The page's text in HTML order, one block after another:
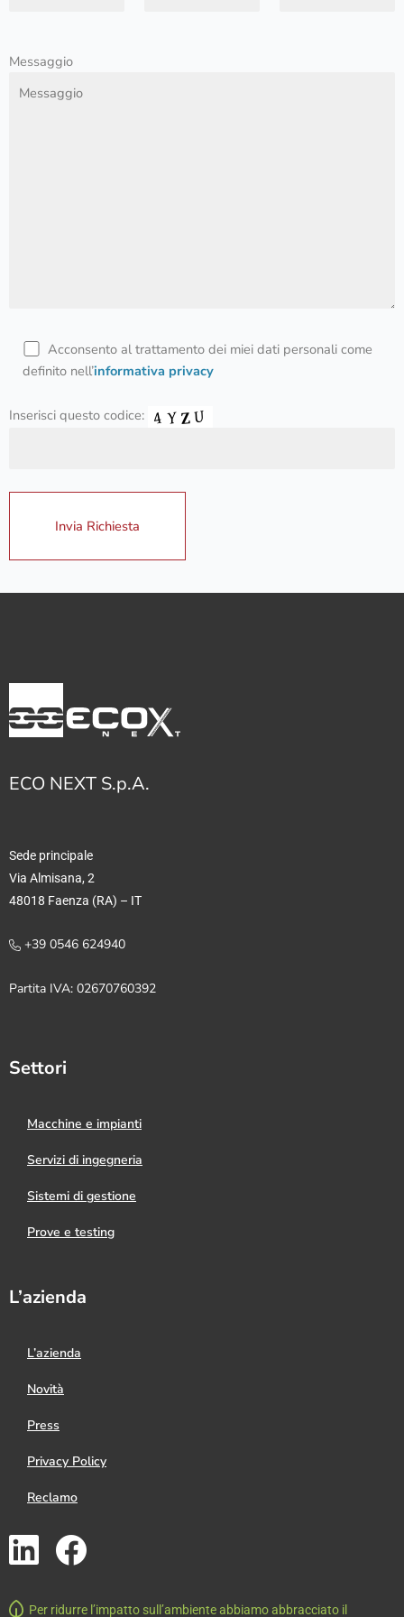
Messaggio
Acconsento al trattamento dei miei dati personali come
definito nell’informativa privacy
Inserisci questo codice:
ECO NEXT S.p.A.
Sede principale
Via Almisana, 2
48018 Faenza (RA) – IT
+39 0546 624940
Partita IVA: 02670760392
Settori
Macchine e impianti
Servizi di ingegneria
Sistemi di gestione
Prove e testing
L’azienda
L’azienda
Novità
Press
Privacy Policy
Reclamo
Per ridurre l’impatto sull’ambiente abbiamo abbracciato il